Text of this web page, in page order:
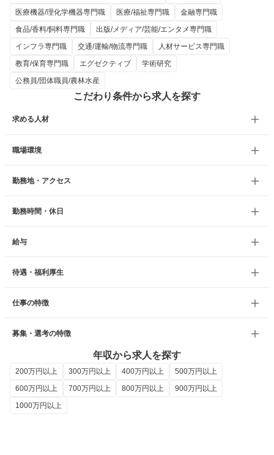
医療機器/理化学機器専門職
医療/福祉専門職
金融専門職
食品/香料/飼料専門職
出版/メディア/芸能/エンタメ専門職
インフラ専門職
交通/運輸/物流専門職
人材サービス専門職
教育/保育専門職
エグゼクティブ
学術研究
公務員/団体職員/農林水産
こだわり条件から求人を探す
求める人材
職場環境
勤務地・アクセス
勤務時間・休日
給与
待遇・福利厚生
仕事の特徴
募集・選考の特徴
年収から求人を探す
200万円以上 300万円以上 400万円以上
500万円以上
600万円以上
700万円以上 800万円以上
900万円以上
1000万円以上